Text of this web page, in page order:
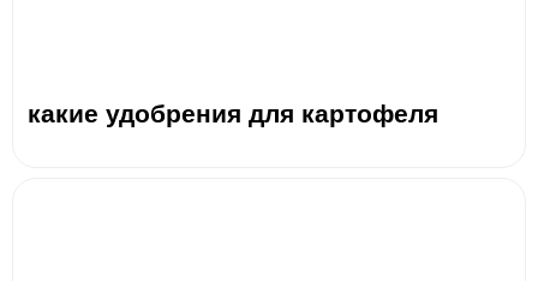
какие удобрения для картофеля